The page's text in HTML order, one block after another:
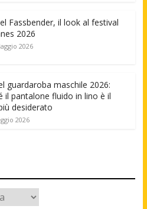
Fassbender, il look al festival
2026
2026
guardaroba maschile 2026:
il pantalone fluido in lino è il
desiderato
2026